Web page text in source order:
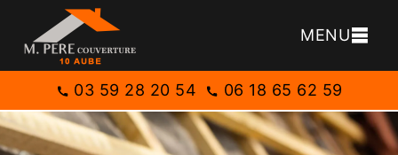
MENU
03 59 28 20 54 06 18 65 62 59